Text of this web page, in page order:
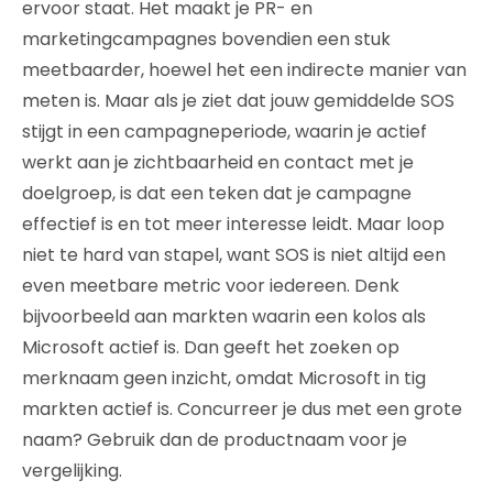
ervoor staat. Het maakt je PR- en
marketingcampagnes bovendien een stuk
meetbaarder, hoewel het een indirecte manier van
meten is. Maar als je ziet dat jouw gemiddelde SOS
stijgt in een campagneperiode, waarin je actief
werkt aan je zichtbaarheid en contact met je
doelgroep, is dat een teken dat je campagne
effectief is en tot meer interesse leidt. Maar loop
niet te hard van stapel, want SOS is niet altijd een
even meetbare metric voor iedereen. Denk
bijvoorbeeld aan markten waarin een kolos als
Microsoft actief is. Dan geeft het zoeken op
merknaam geen inzicht, omdat Microsoft in tig
markten actief is. Concurreer je dus met een grote
naam? Gebruik dan de productnaam voor je
vergelijking.